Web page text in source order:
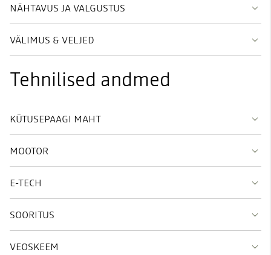
NÄHTAVUS JA VALGUSTUS
VÄLIMUS & VELJED
Tehnilised andmed
KÜTUSEPAAGI MAHT
MOOTOR
E-TECH
SOORITUS
VEOSKEEM